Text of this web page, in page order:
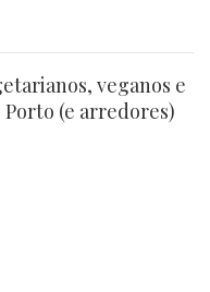
veganos e
(e arredores)